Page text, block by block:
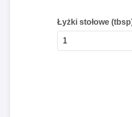
Łyżki stołowe